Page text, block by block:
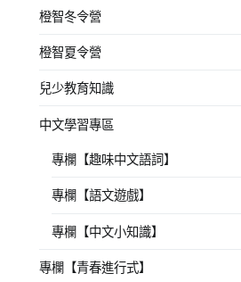
橙智冬令營
橙智夏令營
兒少教育知識
中文學習專區
專欄【趣味中文語詞】
專欄【語文遊戲】
專欄【中文小知識】
專欄【青春進行式】